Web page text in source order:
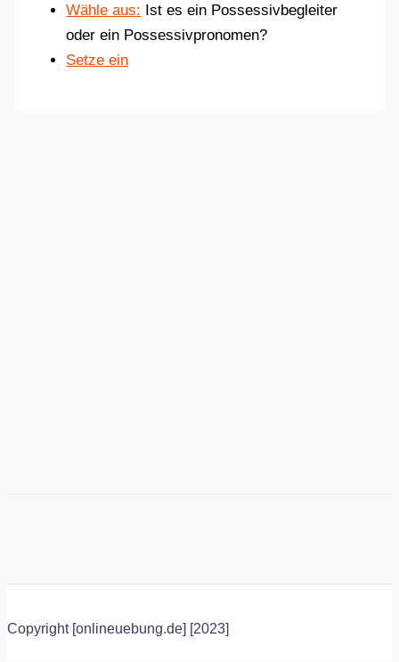
Wähle aus: Ist es ein Possessivbegleiter
oder ein Possessivpronomen?
Setze ein
Copyright [onlineuebung.de] [2023]